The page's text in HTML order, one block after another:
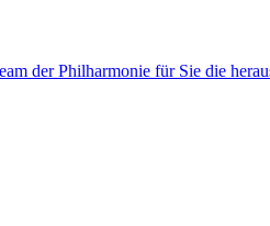
der Philharmonie für Sie die